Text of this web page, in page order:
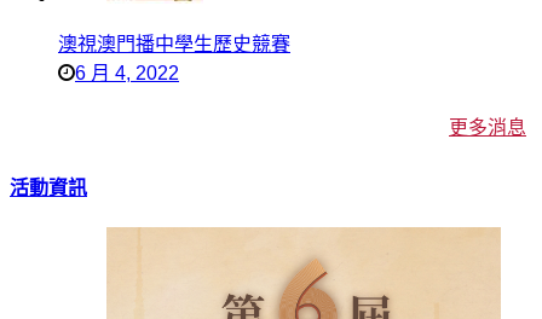
澳視澳門播中學生歷史競賽
6 月 4, 2022
更多消息
活動資訊